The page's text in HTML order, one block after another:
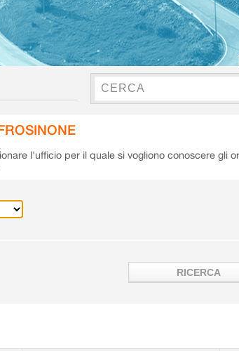
l'ufficio per il quale si vogliono conoscere gli